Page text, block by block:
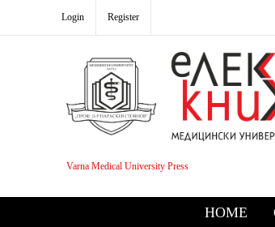
Login Register
Varna Medical University Press
HOME